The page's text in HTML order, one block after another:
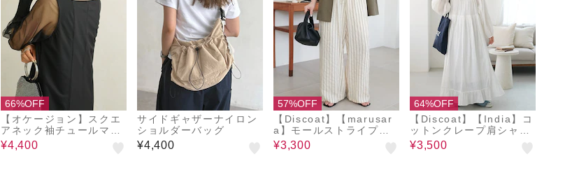
66%OFF
【オケージョン】スクエ
アネック袖チュールマー
メイドワンピース
¥4,400
サイドギャザーナイロン
ショルダーバッグ
¥4,400
57%OFF
【Discoat】【marusar
a】モールストライプイ
ージーパンツ
¥3,300
64%OFF
【Discoat】【India】コ
ットンクレープ肩シャー
リングワンピース
¥3,500